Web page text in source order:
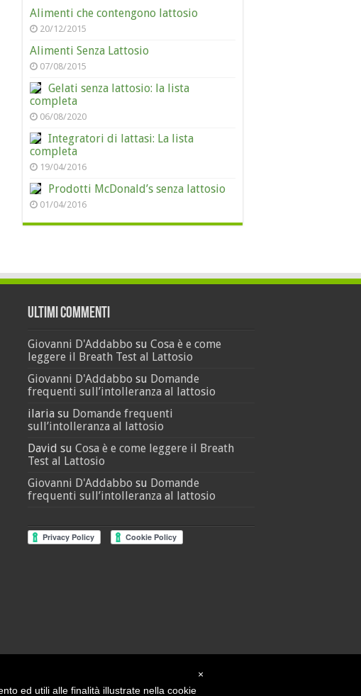
Alimenti che contengono lattosio
20/12/2015
Alimenti Senza Lattosio
07/08/2015
Gelati senza lattosio: la lista
completa
06/08/2020
Integratori di lattasi: La lista
completa
19/04/2016
Prodotti McDonald’s senza lattosio
01/04/2016
Ultimi Commenti
Giovanni D'Addabbo su Cosa è e come
leggere il Breath Test al Lattosio
Giovanni D'Addabbo su Domande
frequenti sull’intolleranza al lattosio
ilaria su Domande frequenti
sull’intolleranza al lattosio
David su Cosa è e come leggere il Breath
Test al Lattosio
Giovanni D'Addabbo su Domande
frequenti sull’intolleranza al lattosio
×
ed utili alle finalità illustrate nella cookie